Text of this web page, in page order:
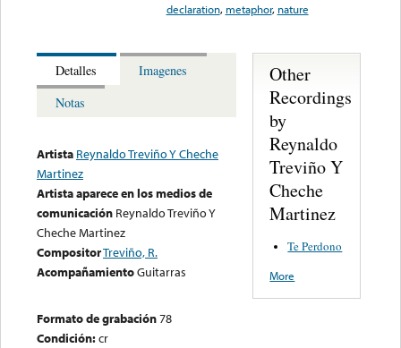
declaration, metaphor, nature
Detalles
Imagenes
Notas
Artista Reynaldo Treviño Y Cheche
Martinez
Artista aparece en los medios de
comunicación Reynaldo Treviño Y
Cheche Martinez
CompositorTreviño, R.
AcompañamientoGuitarras
Formato de grabación78
Condición:cr
Other
Recordings
by
Reynaldo
Treviño Y
Cheche
Martinez
Te Perdono
More